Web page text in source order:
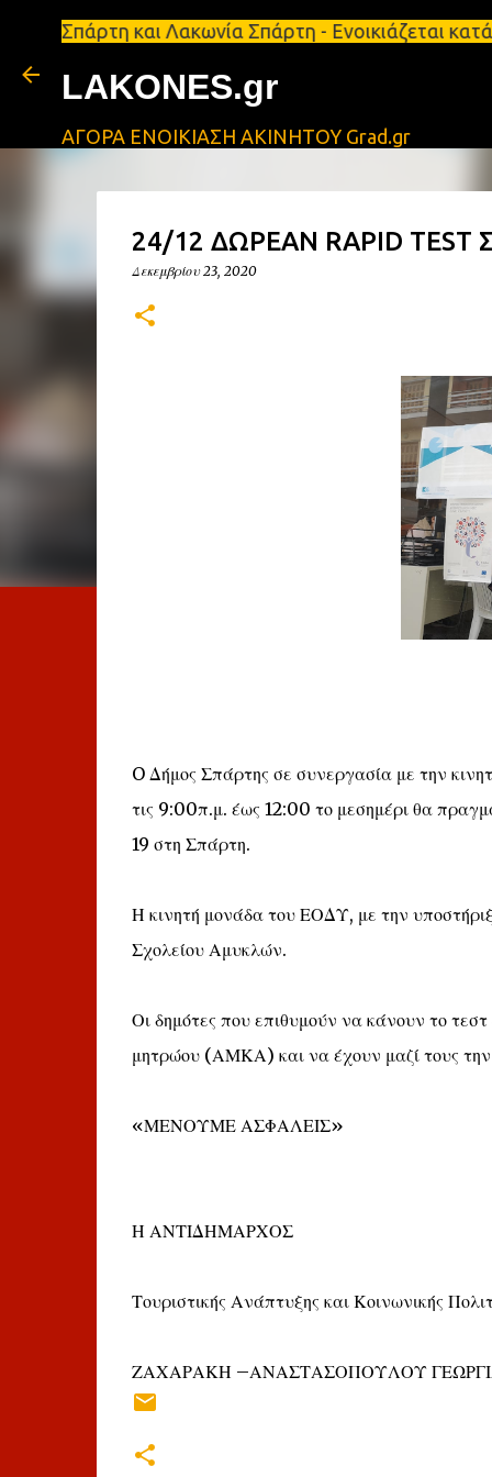
και Λακωνία Σπάρτη - Ενοικιάζεται
LAKONES.gr
ΑΓΟΡΑ ΕΝΟΙΚΙΑΣΗ ΑΚΙΝΗΤΟΥ Grad.gr
24/12 ΔΩΡΕΑΝ RAPID TEST
Δεκεμβρίου 23, 2020
O Δήμος Σπάρτης σε συνεργασία με την
τις 9:00π.μ. έως 12:00 το μεσημέρι θα
19 στη Σπάρτη.
Η κινητή μονάδα του ΕΟΔΥ, με την
Σχολείου Αμυκλών.
Οι δημότες που επιθυμούν να κάνουν το
μητρώου (ΑΜΚΑ) και να έχουν μαζί τους την
«ΜΕΝΟΥΜΕ ΑΣΦΑΛΕΙΣ»
Η ΑΝΤΙΔΗΜΑΡΧΟΣ
Τουριστικής Ανάπτυξης και Κοινωνικής
ΖΑΧΑΡΑΚΗ –ΑΝΑΣΤΑΣΟΠΟΥΛΟΥ